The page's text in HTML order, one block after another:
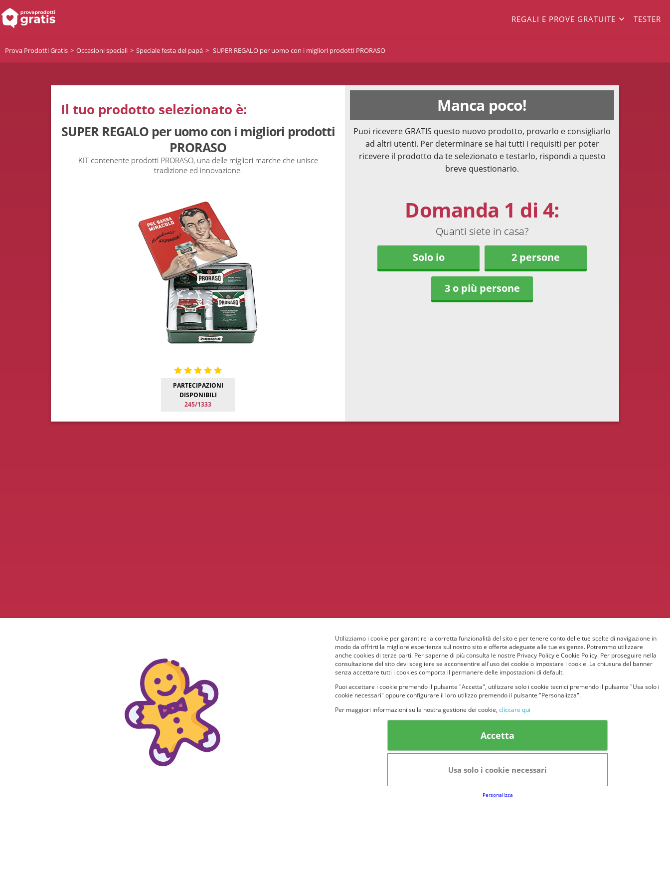
REGALI E PROVE GRATUITE TESTER
Prova Prodotti Gratis Occasioni speciali Speciale festa del papá SUPER REGALO per uomo con i migliori prodotti PRORASO
Il tuo prodotto selezionato è:
SUPER REGALO per uomo con i migliori prodotti
PRORASO
KIT contenente prodotti PRORASO, una delle migliori marche che unisce
tradizione ed innovazione.
PARTECIPAZIONI
DISPONIBILI
245/1333
Manca poco!
Puoi ricevere GRATIS questo nuovo prodotto, provarlo e consigliarlo
ad altri utenti. Per determinare se hai tutti i requisiti per poter
ricevere il prodotto da te selezionato e testarlo, rispondi a questo
breve questionario.
Domanda 1 di 4:
Quanti siete in casa?
Solo io
2 persone
3 o più persone
© provaprodottigratis.it 2023 | All Rights Reserved.
FAQs
Regolamento del Servizio
Utilizziamo i cookie per garantire la corretta funzionalità del sito e per tenere conto delle tue scelte di navigazione in
modo da offrirti la migliore esperienza sul nostro sito e offerte adeguate alle tue esigenze. Potremmo utilizzare
anche cookies di terze parti. Per saperne di più consulta le nostre Privacy Policy e Cookie Policy. Per proseguire nella
consultazione del sito devi scegliere se acconsentire all'uso dei cookie o impostare i cookie. La chiusura del banner
senza accettare tutti i cookies comporta il permanere delle impostazioni di default.
Puoi accettare i cookie premendo il pulsante "Accetta", utilizzare solo i cookie tecnici premendo il pulsante "Usa solo i
cookie necessari" oppure configurare il loro utilizzo premendo il pulsante "Personalizza".
Per maggiori informazioni sulla nostra gestione dei cookie, cliccare qui
Accetta
Usa solo i cookie necessari
Personalizza